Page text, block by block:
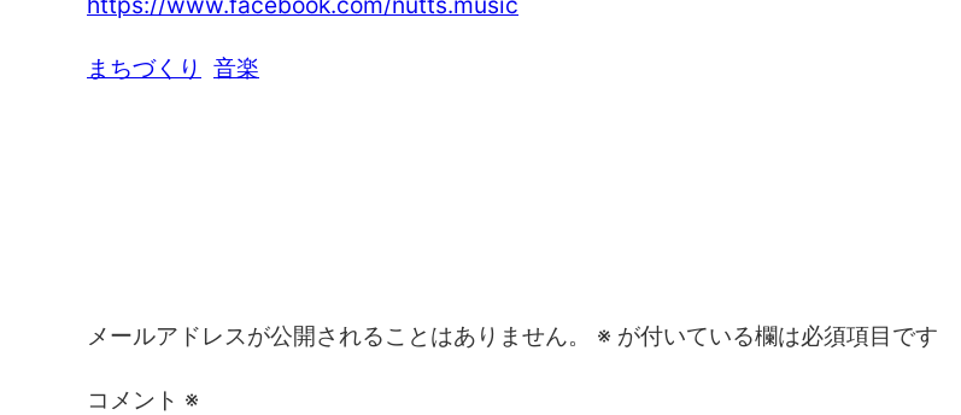
まちづくり 音楽
メールアドレスが公開されることはありません。 ※ が付いている欄は必須項目です
コメント ※